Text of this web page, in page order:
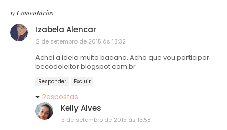
17 Comentários
Izabela Alencar
2 de setembro de 2015 às 13:32
Achei a ideia muito bacana. Acho que vou participar.
becodoleitor.blogspot.com.br
Responder Excluir
Respostas
Kelly Alves
5 de setembro de 2015 às 13:58